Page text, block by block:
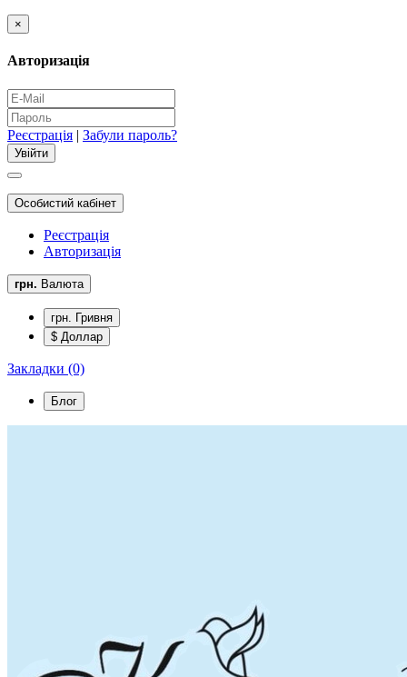
×
Авторизація
Реєстрація | Забули пароль?
Особистий кабінет
Реєстрація
Авторизація
грн. Валюта
грн. Гривня
$ Доллар
Закладки (0)
Блог